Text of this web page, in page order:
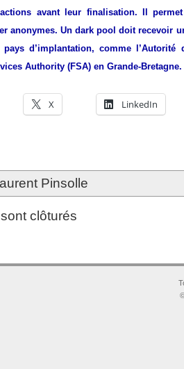
avant leur finalisation. Il
anonymes. Un dark pool doit recevoir
d’implantation, comme l’Autorité
Authority (FSA) en Grande-Bretagne.
X
LinkedIn
Pinsolle
clôturés